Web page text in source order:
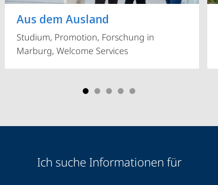
Aus dem Ausland
Studium, Promotion, Forschung in
Marburg, Welcome Services
Zielgruppeninformationen
Ich suche Informationen für